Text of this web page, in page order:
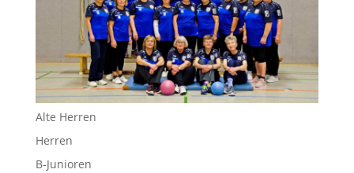
Alte Herren
Herren
B-Junioren